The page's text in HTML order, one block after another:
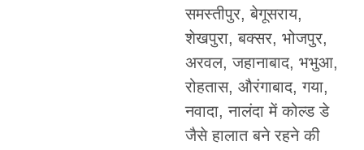
समस्तीपुर, बेगूसराय,
शेखपुरा, बक्सर, भोजपुर,
अरवल, जहानाबाद, भभुआ,
रोहतास, औरंगाबाद, गया,
नवादा, नालंदा में कोल्ड डे
जैसे हालात बने रहने की